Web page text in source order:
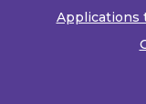
Applications